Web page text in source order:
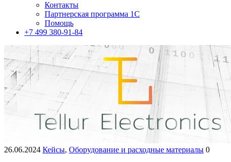
Контакты
Партнерская программа 1С
Помощь
+7 499 380-91-84
26.06.2024 Кейсы, Оборудование и расходные материалы 0